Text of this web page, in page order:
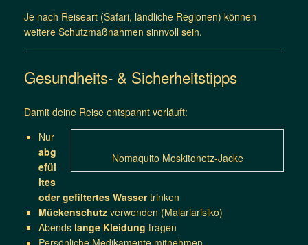
Je nach Reiseart (Safari, ländliche Regionen) können
weitere Schutzmaßnahmen sinnvoll sein.
Gesundheits- & Sicherheitstipps
Damit deine Reise entspannt verläuft:
Nomaquito Moskitonetz-Jacke
Nur
abg
efül
ltes
oder gefiltertes Wassertrinken
Mückenschutz verwenden (Malariarisiko)
Abends lange Kleidung tragen
Persönliche Medikamente mitnehmen